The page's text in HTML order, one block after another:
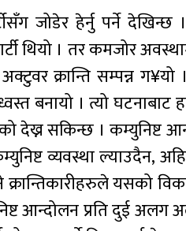
जोडेर हेर्नु पर्ने देखिन्छ ।
थियो । तर कमजोर
क्रान्ति सम्पन्न ग¥यो
बनायो । त्यो घटनाबाट
देख्न सकिन्छ । कम्युनिष्ट
व्यवस्था ल्याउदैन,
यसको
आन्दोलन प्रति दुई अलग